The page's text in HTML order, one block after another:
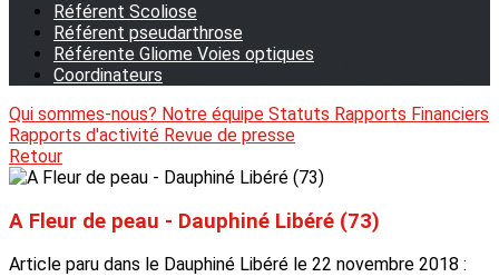
Référent Scoliose
Référent pseudarthrose
Référente Gliome Voies optiques
Coordinateurs
Qui sommes-nous? Notre équipe Statuts Rapports Financiers
Rapports d'activité Revue de presse
Retour
A Fleur de peau - Dauphiné Libéré (73)
Article paru dans le Dauphiné Libéré le 22 novembre 2018 :